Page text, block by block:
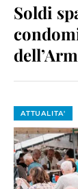
Soldi
ATTUALITA'